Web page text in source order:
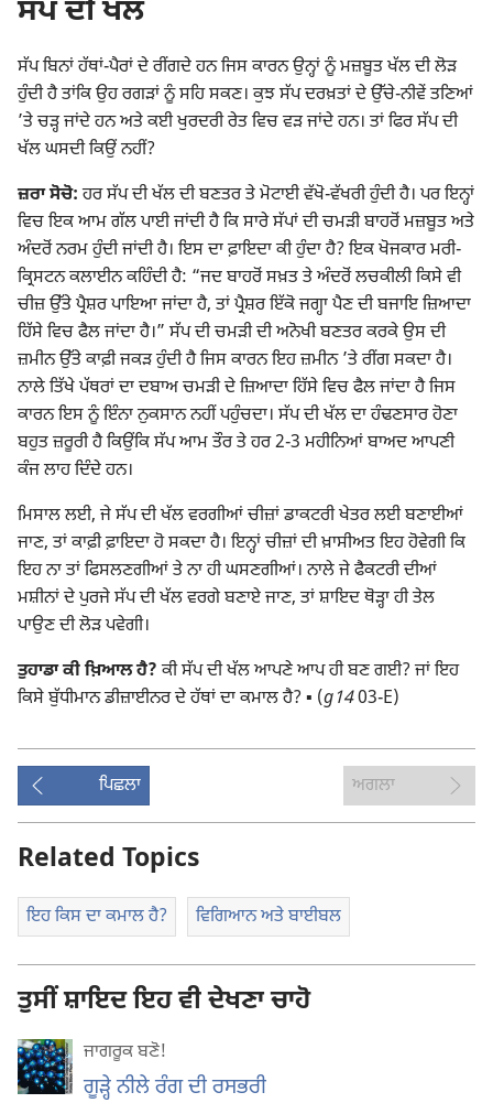
ਸੱਪ ਦੀ ਖੱਲ
ਸੱਪ ਬਿਨਾਂ ਹੱਥਾਂ-ਪੈਰਾਂ ਦੇ ਰੀਂਗਦੇ ਹਨ ਜਿਸ ਕਾਰਨ ਉਨ੍ਹਾਂ ਨੂੰ ਮਜ਼ਬੂਤ ਖੱਲ ਦੀ ਲੋੜ
ਹੁੰਦੀ ਹੈ ਤਾਂਕਿ ਉਹ ਰਗੜਾਂ ਨੂੰ ਸਹਿ ਸਕਣ। ਕੁਝ ਸੱਪ ਦਰਖ਼ਤਾਂ ਦੇ ਉੱਚੇ-ਨੀਵੇਂ ਤਣਿਆਂ
’ਤੇ ਚੜ੍ਹ ਜਾਂਦੇ ਹਨ ਅਤੇ ਕਈ ਖੁਰਦਰੀ ਰੇਤ ਵਿਚ ਵੜ ਜਾਂਦੇ ਹਨ। ਤਾਂ ਫਿਰ ਸੱਪ ਦੀ
ਖੱਲ ਘਸਦੀ ਕਿਉਂ ਨਹੀਂ?
ਜ਼ਰਾ ਸੋਚੋ:ਹਰ ਸੱਪ ਦੀ ਖੱਲ ਦੀ ਬਣਤਰ ਤੇ ਮੋਟਾਈ ਵੱਖੋ-ਵੱਖਰੀ ਹੁੰਦੀ ਹੈ। ਪਰ ਇਨ੍ਹਾਂ
ਵਿਚ ਇਕ ਆਮ ਗੱਲ ਪਾਈ ਜਾਂਦੀ ਹੈ ਕਿ ਸਾਰੇ ਸੱਪਾਂ ਦੀ ਚਮੜੀ ਬਾਹਰੋਂ ਮਜ਼ਬੂਤ ਅਤੇ
ਅੰਦਰੋਂ ਨਰਮ ਹੁੰਦੀ ਜਾਂਦੀ ਹੈ। ਇਸ ਦਾ ਫ਼ਾਇਦਾ ਕੀ ਹੁੰਦਾ ਹੈ? ਇਕ ਖੋਜਕਾਰ ਮਰੀ-
ਕ੍ਰਿਸਟਨ ਕਲਾਈਨ ਕਹਿੰਦੀ ਹੈ: “ਜਦ ਬਾਹਰੋਂ ਸਖ਼ਤ ਤੇ ਅੰਦਰੋਂ ਲਚਕੀਲੀ ਕਿਸੇ ਵੀ
ਚੀਜ਼ ਉੱਤੇ ਪ੍ਰੈਸ਼ਰ ਪਾਇਆ ਜਾਂਦਾ ਹੈ, ਤਾਂ ਪ੍ਰੈਸ਼ਰ ਇੱਕੋ ਜਗ੍ਹਾ ਪੈਣ ਦੀ ਬਜਾਇ ਜ਼ਿਆਦਾ
ਹਿੱਸੇ ਵਿਚ ਫੈਲ ਜਾਂਦਾ ਹੈ।” ਸੱਪ ਦੀ ਚਮੜੀ ਦੀ ਅਨੋਖੀ ਬਣਤਰ ਕਰਕੇ ਉਸ ਦੀ
ਜ਼ਮੀਨ ਉੱਤੇ ਕਾਫ਼ੀ ਜਕੜ ਹੁੰਦੀ ਹੈ ਜਿਸ ਕਾਰਨ ਇਹ ਜ਼ਮੀਨ ’ਤੇ ਰੀਂਗ ਸਕਦਾ ਹੈ।
ਨਾਲੇ ਤਿੱਖੇ ਪੱਥਰਾਂ ਦਾ ਦਬਾਅ ਚਮੜੀ ਦੇ ਜ਼ਿਆਦਾ ਹਿੱਸੇ ਵਿਚ ਫੈਲ ਜਾਂਦਾ ਹੈ ਜਿਸ
ਕਾਰਨ ਇਸ ਨੂੰ ਇੰਨਾ ਨੁਕਸਾਨ ਨਹੀਂ ਪਹੁੰਚਦਾ। ਸੱਪ ਦੀ ਖੱਲ ਦਾ ਹੰਢਣਸਾਰ ਹੋਣਾ
ਬਹੁਤ ਜ਼ਰੂਰੀ ਹੈ ਕਿਉਂਕਿ ਸੱਪ ਆਮ ਤੌਰ ਤੇ ਹਰ 2-3 ਮਹੀਨਿਆਂ ਬਾਅਦ ਆਪਣੀ
ਕੰਜ ਲਾਹ ਦਿੰਦੇ ਹਨ।
ਮਿਸਾਲ ਲਈ, ਜੇ ਸੱਪ ਦੀ ਖੱਲ ਵਰਗੀਆਂ ਚੀਜ਼ਾਂ ਡਾਕਟਰੀ ਖੇਤਰ ਲਈ ਬਣਾਈਆਂ
ਜਾਣ, ਤਾਂ ਕਾਫ਼ੀ ਫ਼ਾਇਦਾ ਹੋ ਸਕਦਾ ਹੈ। ਇਨ੍ਹਾਂ ਚੀਜ਼ਾਂ ਦੀ ਖ਼ਾਸੀਅਤ ਇਹ ਹੋਵੇਗੀ ਕਿ
ਇਹ ਨਾ ਤਾਂ ਫਿਸਲਣਗੀਆਂ ਤੇ ਨਾ ਹੀ ਘਸਣਗੀਆਂ। ਨਾਲੇ ਜੇ ਫੈਕਟਰੀ ਦੀਆਂ
ਮਸ਼ੀਨਾਂ ਦੇ ਪੁਰਜੇ ਸੱਪ ਦੀ ਖੱਲ ਵਰਗੇ ਬਣਾਏ ਜਾਣ, ਤਾਂ ਸ਼ਾਇਦ ਥੋੜ੍ਹਾ ਹੀ ਤੇਲ
ਪਾਉਣ ਦੀ ਲੋੜ ਪਵੇਗੀ।
ਤੁਹਾਡਾ ਕੀ ਖ਼ਿਆਲ ਹੈ?ਕੀ ਸੱਪ ਦੀ ਖੱਲ ਆਪਣੇ ਆਪ ਹੀ ਬਣ ਗਈ? ਜਾਂ ਇਹ
ਕਿਸੇ ਬੁੱਧੀਮਾਨ ਡੀਜ਼ਾਈਨਰ ਦੇ ਹੱਥਾਂ ਦਾ ਕਮਾਲ ਹੈ? ▪ (g1403-E)
ਪਿਛਲਾ ਅਗਲਾ
Related Topics
ਇਹ ਕਿਸ ਦਾ ਕਮਾਲ ਹੈ? ਵਿਗਿਆਨ ਅਤੇ ਬਾਈਬਲ
ਤੁਸੀਂ ਸ਼ਾਇਦ ਇਹ ਵੀ ਦੇਖਣਾ ਚਾਹੋ
ਜਾਗਰੂਕ ਬਣੋ!
ਗੂੜ੍ਹੇ ਨੀਲੇ ਰੰਗ ਦੀ ਰਸਭਰੀ